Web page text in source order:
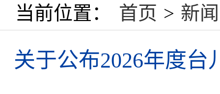
当前位置： 首页 > 新
关于公布2026年度